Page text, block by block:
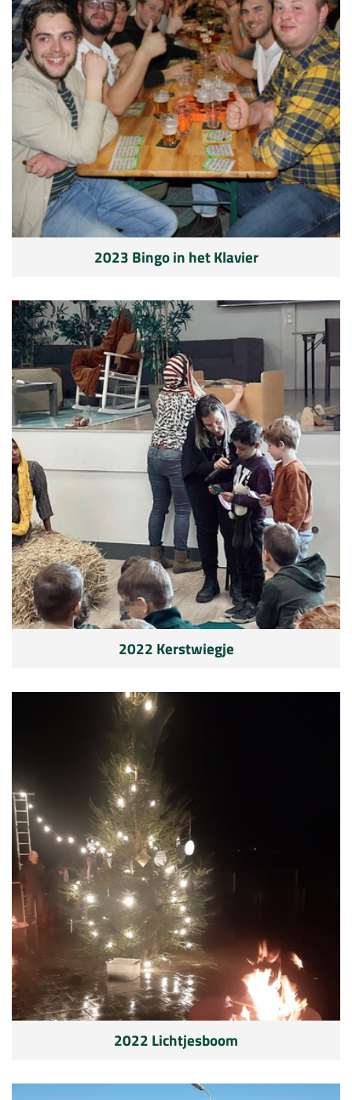
2023 Bingo in het Klavier
2022 Kerstwiegje
2022 Lichtjesboom